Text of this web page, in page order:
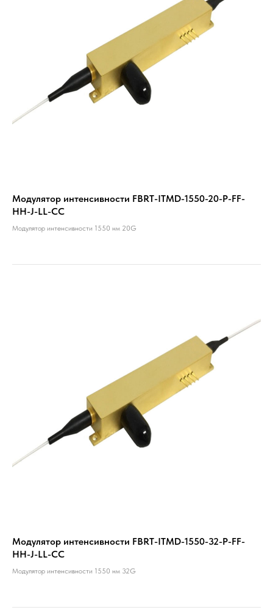
Модулятор интенсивности FBRT-ITMD-1550-20-P-FF-
HH-J-LL-CC
Модулятор интенсивности 1550 нм 20G
Модулятор интенсивности FBRT-ITMD-1550-32-P-FF-
HH-J-LL-CC
Модулятор интенсивности 1550 нм 32G